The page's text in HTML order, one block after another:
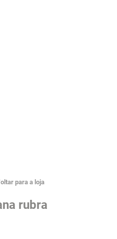
rubra
para a loja